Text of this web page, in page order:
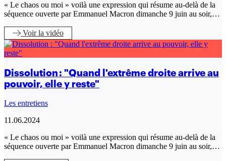
« Le chaos ou moi » voilà une expression qui résume au-delà de la
séquence ouverte par Emmanuel Macron dimanche 9 juin au soir,…
Voirla vidéo
Dissolution : "Quand l'extrême droite arrive au
pouvoir, elle y reste"
Les entretiens
11.06.2024
« Le chaos ou moi » voilà une expression qui résume au-delà de la
séquence ouverte par Emmanuel Macron dimanche 9 juin au soir,…